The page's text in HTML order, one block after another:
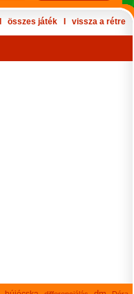
összes játék vissza a rétre